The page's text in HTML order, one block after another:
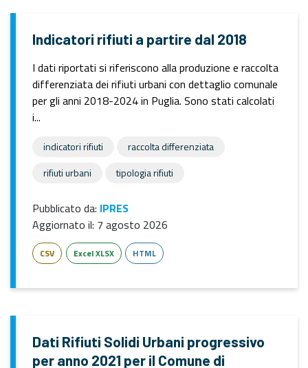
Indicatori rifiuti a partire dal 2018
I dati riportati si riferiscono alla produzione e raccolta
differenziata dei rifiuti urbani con dettaglio comunale
per gli anni 2018-2024 in Puglia. Sono stati calcolati
i...
indicatori rifiuti
raccolta differenziata
rifiuti urbani
tipologia rifiuti
Pubblicato da: IPRES
Aggiornato il: 7 agosto 2026
CSV Excel XLSX HTML
Dati Rifiuti Solidi Urbani progressivo
per anno 2021 per il Comune di